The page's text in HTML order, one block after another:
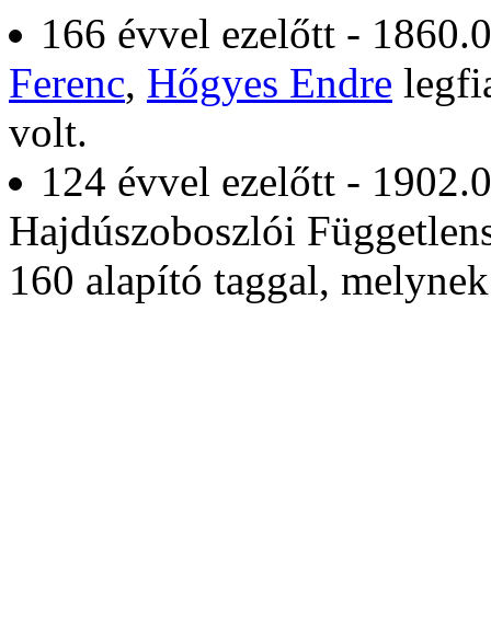
166 évvel ezelőtt -
Ferenc, Hőgyes Endre
volt.
124 évvel ezelőtt -
Hajdúszoboszlói
160 alapító taggal,